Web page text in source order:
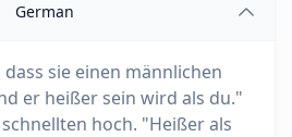
German
sie einen männlichen
er heißer sein wird als du."
hoch. "Heißer als